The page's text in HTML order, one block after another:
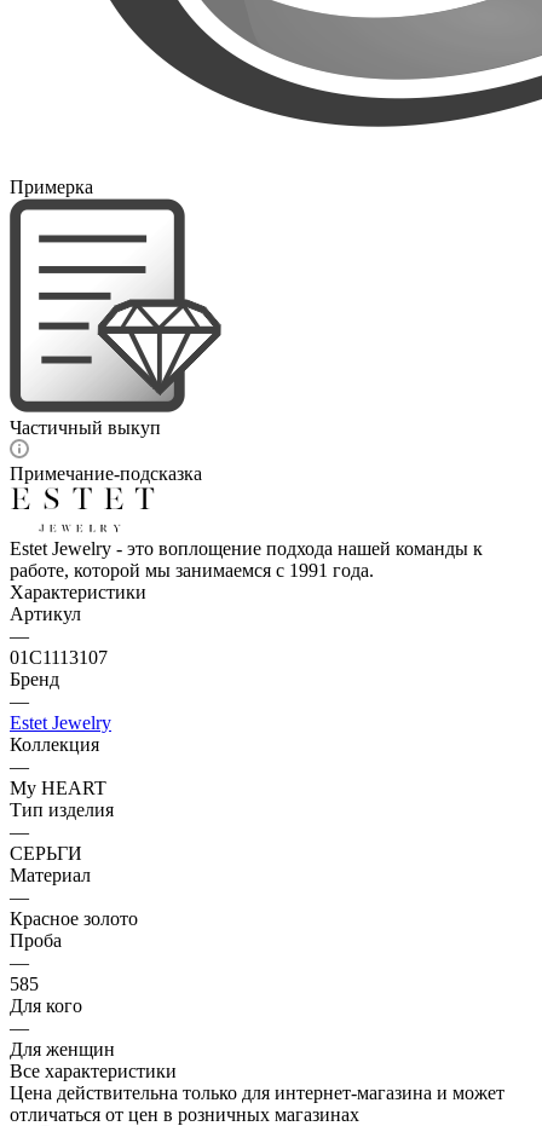
Примерка
Частичный выкуп
Примечание-подсказка
Estet Jewelry - это воплощение подхода нашей команды к
работе, которой мы занимаемся с 1991 года.
Характеристики
Артикул
—
01С1113107
Бренд
—
Estet Jewelry
Коллекция
—
My HEART
Тип изделия
—
СЕРЬГИ
Материал
—
Красное золото
Проба
—
585
Для кого
—
Для женщин
Все характеристики
Цена действительна только для интернет-магазина и может
отличаться от цен в розничных магазинах